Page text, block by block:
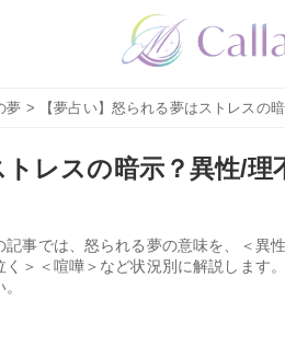
夢 > 【夢占い】怒られる夢はストレスの
トレスの暗示？異性/理
事では、怒られる夢の意味を、＜異
＞＜喧嘩＞など状況別に解説します